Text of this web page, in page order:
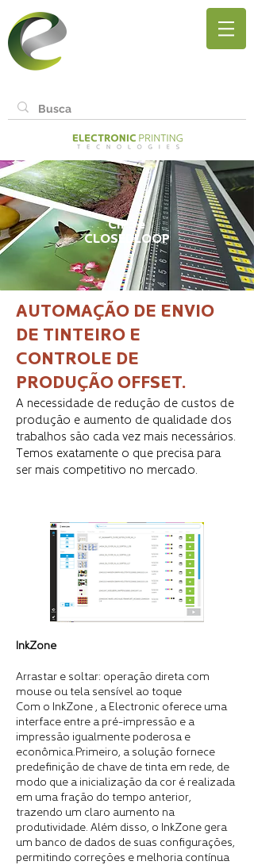
CIP3e
CLOSEDLOOP
AUTOMAÇÃO DE ENVIO
DE TINTEIRO E
CONTROLE DE
PRODUÇÃO OFFSET.
A necessidade de redução de custos de
produção e aumento de qualidade dos
trabalhos são cada vez mais necessários.
Temos exatamente o que precisa para
ser mais competitivo no mercado.
InkZone
Arrastar e soltar: operação direta com
mouse ou tela sensível ao toque
Com o InkZone , a Electronic oferece uma
interface entre a pré-impressão e a
impressão igualmente poderosa e
econômica.Primeiro, a solução fornece
predefinição de chave de tinta em rede, de
modo que a inicialização da cor é realizada
em uma fração do tempo anterior,
trazendo um claro aumento na
produtividade. Além disso, o InkZone gera
um banco de dados de suas configurações,
permitindo correções e melhoria contínua